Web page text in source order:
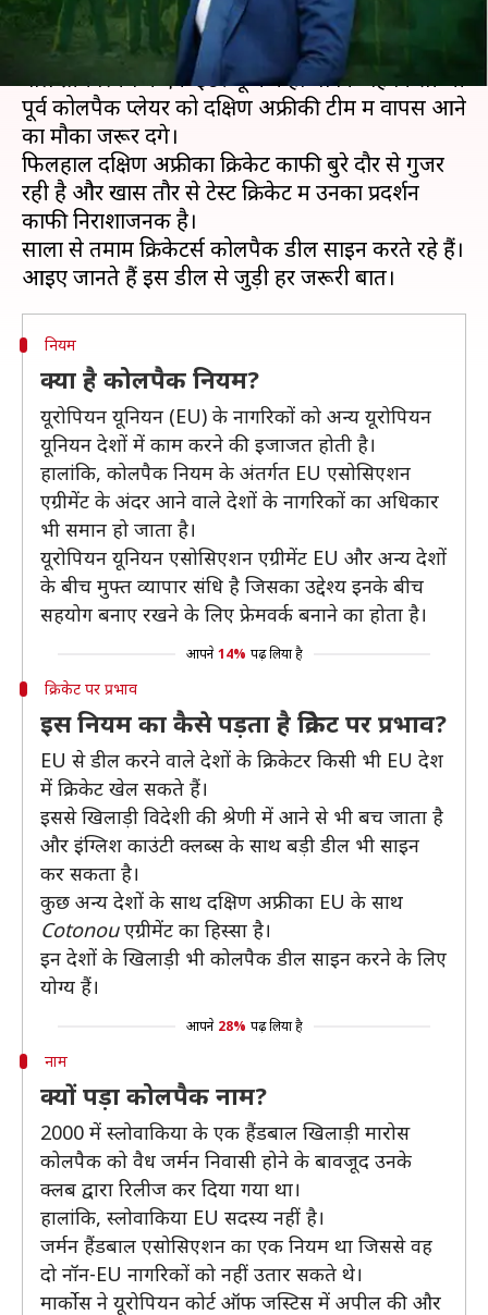
क्या है खबर?
हाल ही में दक्षिण अफ्रीका क्रिकेट के नए डॉयरेक्टर बनने
वाले ग्रीम स्मिथ ने एक इंटरव्यू में कहा था कि वह किसी भी
पूर्व कोलपैक प्लेयर को दक्षिण अफ्रीकी टीम में वापस आने
का मौका जरूर देंगे।
फिलहाल दक्षिण अफ्रीका क्रिकेट काफी बुरे दौर से गुजर
रही है और खास तौर से टेस्ट क्रिकेट में उनका प्रदर्शन
काफी निराशाजनक है।
सालों से तमाम क्रिकेटर्स कोलपैक डील साइन करते रहे हैं।
नियम
क्या है कोलपैक नियम?
यूरोपियन यूनियन (EU) के नागरिकों को अन्य यूरोपियन
यूनियन देशों में काम करने की इजाजत होती है।
हालांकि, कोलपैक नियम के अंतर्गत EU एसोसिएशन
एग्रीमेंट के अंदर आने वाले देशों के नागरिकों का अधिकार
भी समान हो जाता है।
यूरोपियन यूनियन एसोसिएशन एग्रीमेंट EU और अन्य देशों
के बीच मुफ्त व्यापार संधि है जिसका उद्देश्य इनके बीच
सहयोग बनाए रखने के लिए फ्रेमवर्क बनाने का होता है।
आपने 14% पढ़ लिया है
क्रिकेट पर प्रभाव
इस नियम का कैसे पड़ता है क्रिकेट पर प्रभाव?
EU से डील करने वाले देशों के क्रिकेटर किसी भी EU देश
में क्रिकेट खेल सकते हैं।
इससे खिलाड़ी विदेशी की श्रेणी में आने से भी बच जाता है
और इंग्लिश काउंटी क्लब्स के साथ बड़ी डील भी साइन
कर सकता है।
कुछ अन्य देशों के साथ दक्षिण अफ्रीका EU के साथ
Cotonouएग्रीमेंट का हिस्सा है।
इन देशों के खिलाड़ी भी कोलपैक डील साइन करने के लिए
योग्य हैं।
आपने 28% पढ़ लिया है
नाम
क्यों पड़ा कोलपैक नाम?
2000 में स्लोवाकिया के एक हैंडबाल खिलाड़ी मारोस
कोलपैक को वैध जर्मन निवासी होने के बावजूद उनके
क्लब द्वारा रिलीज कर दिया गया था।
हालांकि, स्लोवाकिया EU सदस्य नहीं है।
जर्मन हैंडबाल एसोसिएशन का एक नियम था जिससे वह
दो नॉन-EU नागरिकों को नहीं उतार सकते थे।
मार्कोस ने यूरोपियन कोर्ट ऑफ जस्टिस में अपील की और